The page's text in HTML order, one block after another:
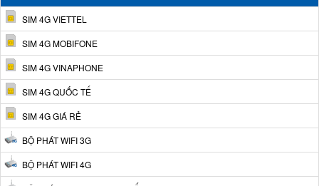
SIM 4G VIETTEL
SIM 4G MOBIFONE
SIM 4G VINAPHONE
SIM 4G QUỐC TẾ
SIM 4G GIÁ RẺ
BỘ PHÁT WIFI 3G
BỘ PHÁT WIFI 4G